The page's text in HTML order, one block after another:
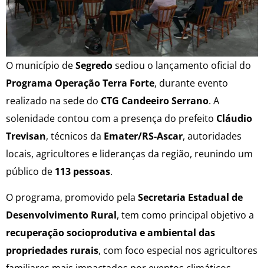
O município deSegredosediou o lançamento oficial do
Programa Operação Terra Forte, durante evento
realizado na sede do CTG Candeeiro Serrano. A
solenidade contou com a presença do prefeito Cláudio
Trevisan, técnicos da Emater/RS-Ascar, autoridades
locais, agricultores e lideranças da região, reunindo um
público de 113 pessoas.
O programa, promovido pela Secretaria Estadual de
Desenvolvimento Rural, tem como principal objetivo a
recuperação socioprodutiva e ambiental das
propriedades rurais, com foco especial nos agricultores